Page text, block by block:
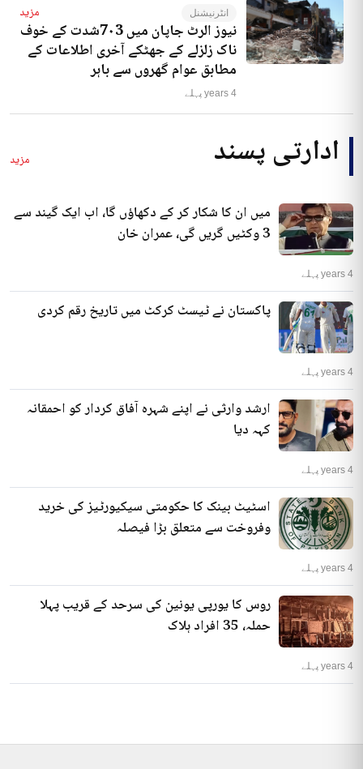
انٹرنیشنل مزید
نیوز الرٹ جاپان میں 7۰3شدت کے خوف
ناک زلزلے کے جھٹکے آخری اطلاعات کے
مطابق عوام گھروں سے باہر
4 years پہلے
ادارتی پسند مزید
میں ان کا شکار کر کے دکھاؤں گا، اب ایک گیند سے
3 وکٹیں گریں گی، عمران خان
4 years پہلے
پاکستان نے ٹیسٹ کرکٹ میں تاریخ رقم کردی
4 years پہلے
ارشد وارثی نے اپنے شہرہ آفاق کردار کو احمقانہ
کہہ دیا
4 years پہلے
اسٹیٹ بینک کا حکومتی سیکیورٹیز کی خرید
وفروخت سے متعلق بڑا فیصلہ
4 years پہلے
روس کا یورپی یونین کی سرحد کے قریب پہلا
حملہ، 35 افراد ہلاک
4 years پہلے